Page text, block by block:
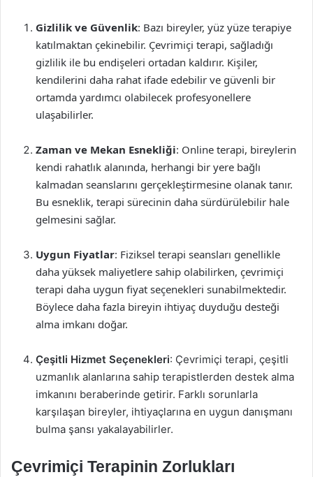
Gizlilik ve Güvenlik: Bazı bireyler, yüz yüze terapiye
katılmaktan çekinebilir. Çevrimiçi terapi, sağladığı
gizlilik ile bu endişeleri ortadan kaldırır. Kişiler,
kendilerini daha rahat ifade edebilir ve güvenli bir
ortamda yardımcı olabilecek profesyonellere
ulaşabilirler.
Zaman ve Mekan Esnekliği: Online terapi, bireylerin
kendi rahatlık alanında, herhangi bir yere bağlı
kalmadan seanslarını gerçekleştirmesine olanak tanır.
Bu esneklik, terapi sürecinin daha sürdürülebilir hale
gelmesini sağlar.
Uygun Fiyatlar: Fiziksel terapi seansları genellikle
daha yüksek maliyetlere sahip olabilirken, çevrimiçi
terapi daha uygun fiyat seçenekleri sunabilmektedir.
Böylece daha fazla bireyin ihtiyaç duyduğu desteği
alma imkanı doğar.
Çeşitli Hizmet Seçenekleri: Çevrimiçi terapi, çeşitli
uzmanlık alanlarına sahip terapistlerden destek alma
imkanını beraberinde getirir. Farklı sorunlarla
karşılaşan bireyler, ihtiyaçlarına en uygun danışmanı
bulma şansı yakalayabilirler.
Çevrimiçi Terapinin Zorlukları